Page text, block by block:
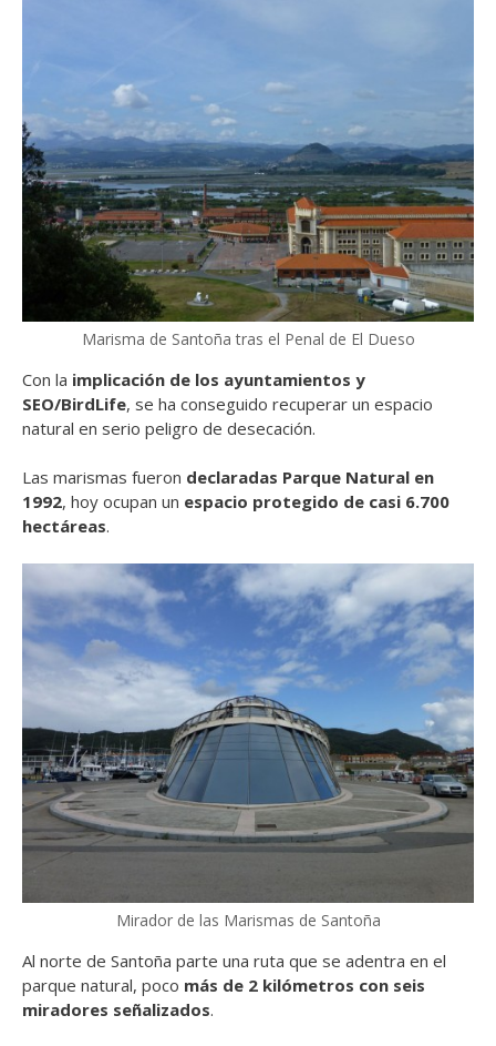
Marisma de Santoña tras el Penal de El Dueso
Con la implicación de los ayuntamientos y
SEO/BirdLife, se ha conseguido recuperar un espacio
natural en serio peligro de desecación.
Las marismas fueron declaradas Parque Natural en
1992, hoy ocupan un espacio protegido de casi 6.700
hectáreas.
Mirador de las Marismas de Santoña
Al norte de Santoña parte una ruta que se adentra en el
parque natural, poco más de 2 kilómetros con seis
miradores señalizados.